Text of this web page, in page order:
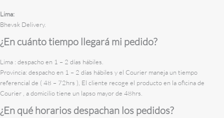
Lima:
Bhevsk Delivery.
¿En cuánto tiempo llegará mi pedido?
Lima : despacho en 1 – 2 días hábiles.
Provincia: despacho en 1 – 2 días hábiles y el Courier maneja un tiempo
referencial de ( 48 – 72hrs ), El cliente recoge el producto en la oficina de
Courier , a domicilio tiene un lapso mayor de 48hrs.
¿En qué horarios despachan los pedidos?